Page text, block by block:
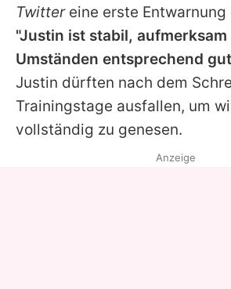
Twittereine erste Entwarnung
"Justin ist stabil, aufmerksam
Umständen entsprechend
Justin dürften nach dem
Trainingstage ausfallen, um
vollständig zu genesen.
Anzeige